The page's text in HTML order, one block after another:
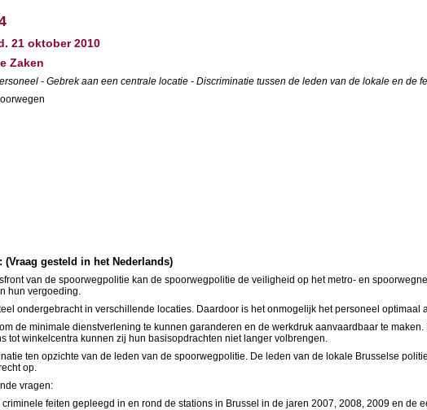
21 oktober 2010
Zaken
- Gebrek aan een centrale locatie - Discriminatie tussen de leden van de lokale en de
(Vraag gesteld in het Nederlands)
van de spoorwegpolitie kan de spoorwegpolitie de veiligheid op het metro- en
hun vergoeding.
ondergebracht in verschillende locaties. Daardoor is het onmogelijk het personeel
de minimale dienstverlening te kunnen garanderen en de werkdruk aanvaardbaar te
tot winkelcentra kunnen zij hun basisopdrachten niet langer volbrengen.
ten opzichte van de leden van de spoorwegpolitie. De leden van de lokale Brusselse
op.
vragen:
feiten gepleegd in en rond de stations in Brussel in de jaren 2007, 2008, 2009 en de